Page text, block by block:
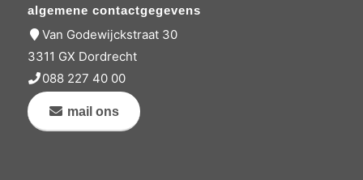
algemene contactgegevens
Van Godewijckstraat 30
3311 GX Dordrecht
088 227 40 00
mail ons